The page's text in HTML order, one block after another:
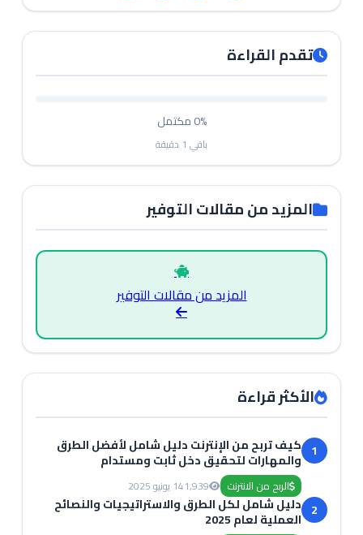
تقدم القراءة
0%مكتمل
باقي 1 دقيقة
المزيد من مقالات التوفير
المزيد من مقالات التوفير
الأكثر قراءة
1 كيف تربح من الإنترنت دليل شامل لأفضل الطرق
والمهارات لتحقيق دخل ثابت ومستدام
الربح من الانترنت 1,93914 يونيو 2025
2 دليل شامل لكل الطرق والاستراتيجيات والنصائح
العملية لعام 2025